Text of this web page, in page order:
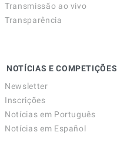
Transmissão ao vivo
Transparência
NOTÍCIAS E COMPETIÇÕES
Newsletter
Inscrições
Notícias em Português
Notícias em Español